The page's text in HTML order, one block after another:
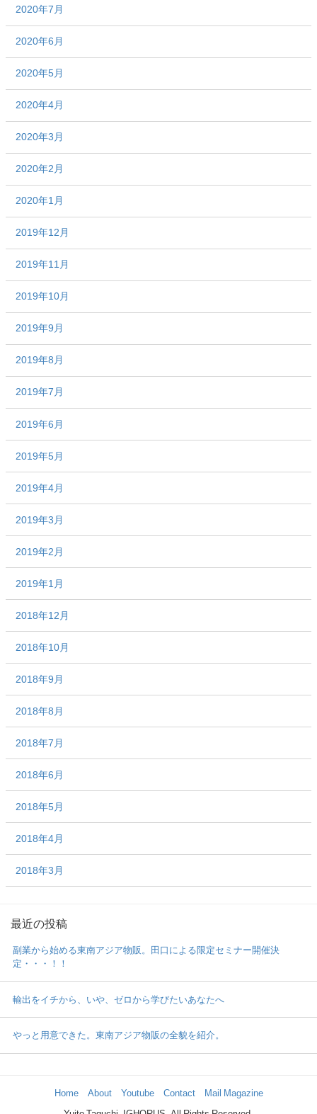
2020年7月
2020年6月
2020年5月
2020年4月
2020年3月
2020年2月
2020年1月
2019年12月
2019年11月
2019年10月
2019年9月
2019年8月
2019年7月
2019年6月
2019年5月
2019年4月
2019年3月
2019年2月
2019年1月
2018年12月
2018年10月
2018年9月
2018年8月
2018年7月
2018年6月
2018年5月
2018年4月
2018年3月
最近の投稿
副業から始める東南アジア物販。田口による限定セミナー開催決
定・・・！！
輸出をイチから、いや、ゼロから学びたいあなたへ
やっと用意できた。東南アジア物販の全貌を紹介。
Home About Youtube Contact Mail Magazine